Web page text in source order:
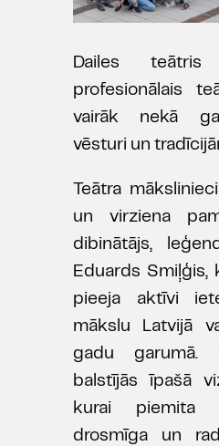
Dailes
profesionālais
vairāk nekā
vēsturi un
Teātra
un virziena
dibinātājs,
Eduards Smiļģis,
pieeja aktīvi
mākslu Latvijā
gadu garumā.
balstījās īpašā
kurai piemita
drosmīga un